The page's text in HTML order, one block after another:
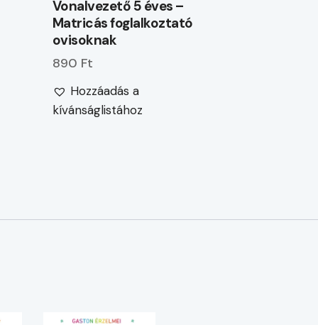
Vonalvezető 5 éves –
Matricás foglalkoztató
ovisoknak
890 Ft
Hozzáadás a
kívánságlistához